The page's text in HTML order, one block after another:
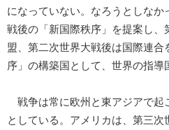
になっていない。なろうとしなか
戦後の「新国際秩序」を提案し、
盟、第二次世界大戦後は国際連
序」の構築国として、世界の指導
戦争は常に欧州と東アジアで起
としている。アメリカは、第三